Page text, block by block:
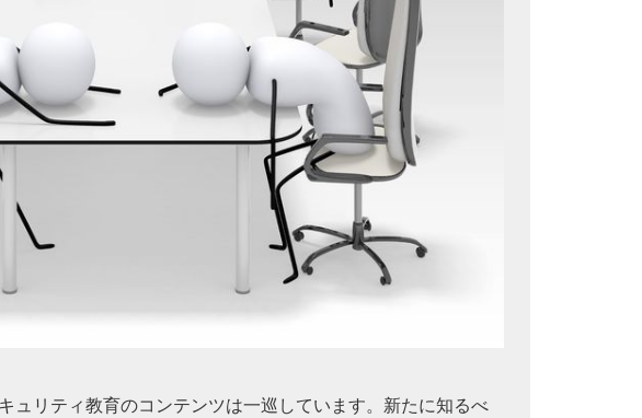
ュリティ教育のコンテンツは一巡しています。新たに知るべ